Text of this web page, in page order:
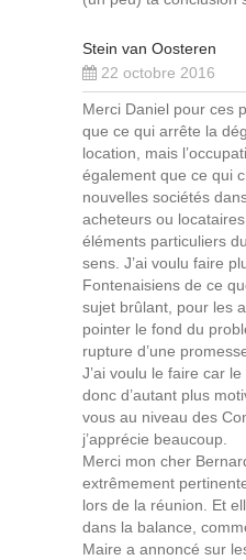
Stein van Oosteren
22 octobre 2016
Merci Daniel pour ces
que ce qui arrête la
location, mais
également que ce qui
nouvelles sociétés
acheteurs ou
éléments particuliers
sens. J’ai voulu faire
Fontenaisiens de ce
sujet brûlant, pour les
pointer le fond du
rupture d’une
J’ai voulu le faire car
donc d’autant plus
vous au niveau des
j’apprécie beaucoup.
Merci mon cher
extrêmement
lors de la réunion. Et
dans la balance,
Maire a annoncé sur